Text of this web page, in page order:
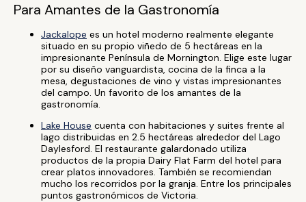
Para Amantes de la Gastronomía
Jackalope es un hotel moderno realmente elegante
situado en su propio viñedo de 5 hectáreas en la
impresionante Península de Mornington. Elige este lugar
por su diseño vanguardista, cocina de la finca a la
mesa, degustaciones de vino y vistas impresionantes
del campo. Un favorito de los amantes de la
gastronomía.
Lake House cuenta con habitaciones y suites frente al
lago distribuidas en 2.5 hectáreas alrededor del Lago
Daylesford. El restaurante galardonado utiliza
productos de la propia Dairy Flat Farm del hotel para
crear platos innovadores. También se recomiendan
mucho los recorridos por la granja. Entre los principales
puntos gastronómicos de Victoria.